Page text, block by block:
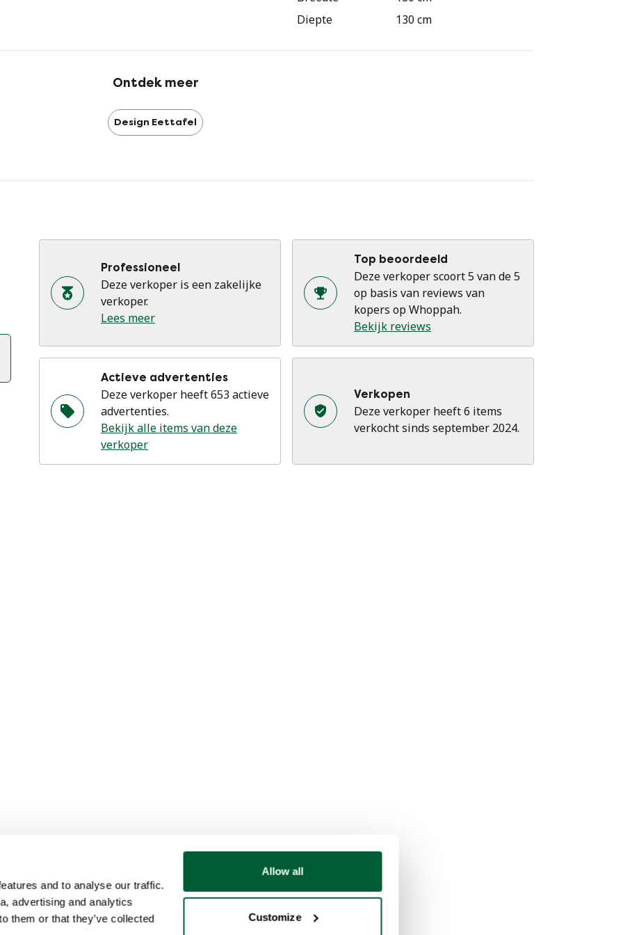
and to analyse our traffic.
advertising and analytics
them or that they’ve collected
Allow all
Customize
internationale markten te veroveren.
Diepte
130 cm
Ontdek meer
Design Eettafel
Professioneel
Deze verkoper is een zakelijke
verkoper.
Lees meer
Top beoordeeld
Deze verkoper scoort 5 van de 5
op basis van reviews van
kopers op Whoppah.
Bekijk reviews
Actieve advertenties
Deze verkoper heeft 653 actieve
advertenties.
Bekijk alle items van deze
verkoper
Verkopen
Deze verkoper heeft 6 items
verkocht sinds september 2024.